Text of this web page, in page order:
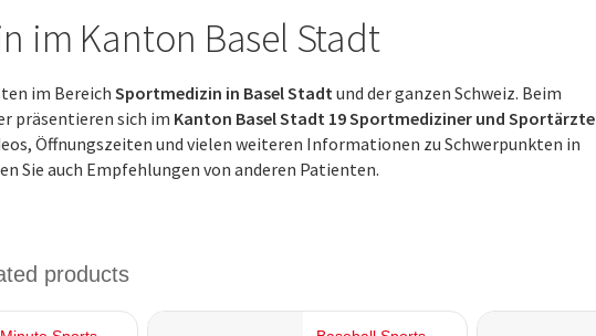
im Kanton Basel Stadt
im Bereich Sportmedizin in Basel Stadtund der ganzen Schweiz. Beim
präsentieren sich im Kanton Basel Stadt 19 Sportmediziner und Sportärzte
Öffnungszeiten und vielen weiteren Informationen zu Schwerpunkten in
Sie auch Empfehlungen von anderen Patienten.